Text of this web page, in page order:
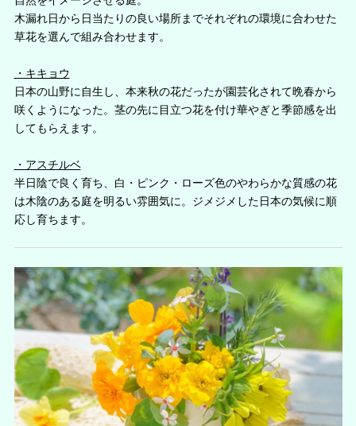
木漏れ日から日当たりの良い場所までそれぞれの環境に合わせた
草花を選んで組み合わせます。
・キキョウ
日本の山野に自生し、本来秋の花だったが園芸化されて晩春から
咲くようになった。茎の先に目立つ花を付け華やぎと季節感を出
してもらえます。
・アスチルベ
半日陰で良く育ち、白・ピンク・ローズ色のやわらかな質感の花
は木陰のある庭を明るい雰囲気に。ジメジメした日本の気候に順
応し育ちます。